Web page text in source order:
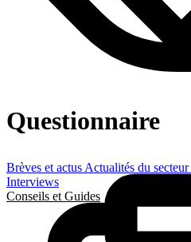
Brèves et actus Actualités du secteur
Interviews
Conseils et Guides
Questionnaire